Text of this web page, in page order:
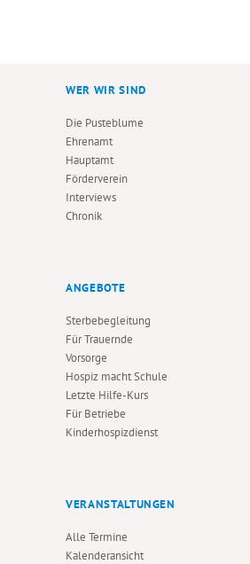
WER WIR SIND
Die Pusteblume
Ehrenamt
Hauptamt
Förderverein
Interviews
Chronik
ANGEBOTE
Sterbebegleitung
Für Trauernde
Vorsorge
Hospiz macht Schule
Letzte Hilfe-Kurs
Für Betriebe
Kinderhospizdienst
VERANSTALTUNGEN
Alle Termine
Kalenderansicht